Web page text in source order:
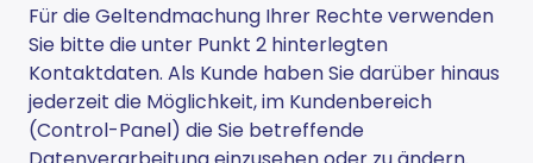
Für die Geltendmachung Ihrer Rechte verwenden
Sie bitte die unter Punkt 2 hinterlegten
Kontaktdaten. Als Kunde haben Sie darüber hinaus
jederzeit die Möglichkeit, im Kundenbereich
(Control-Panel) die Sie betreffende